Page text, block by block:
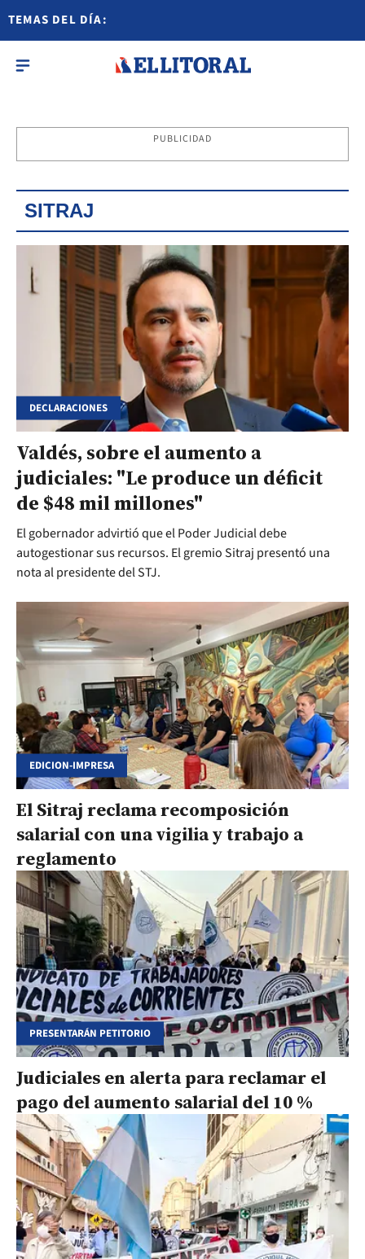
TEMAS DEL DÍA:
PUBLICIDAD
SITRAJ
DECLARACIONES
Valdés, sobre el aumento a
judiciales: "Le produce un déficit
de $48 mil millones"
El gobernador advirtió que el Poder Judicial debe
autogestionar sus recursos. El gremio Sitraj presentó una
nota al presidente del STJ.
EDICION-IMPRESA
El Sitraj reclama recomposición
salarial con una vigilia y trabajo a
reglamento
PRESENTARÁN PETITORIO
Judiciales en alerta para reclamar el
pago del aumento salarial del 10 %